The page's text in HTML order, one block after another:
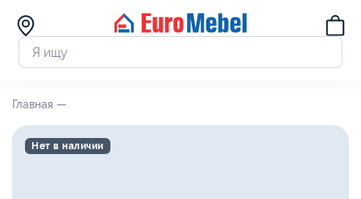
Главная —
Нет в наличии